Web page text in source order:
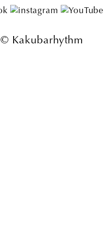
© Kakubarhythm